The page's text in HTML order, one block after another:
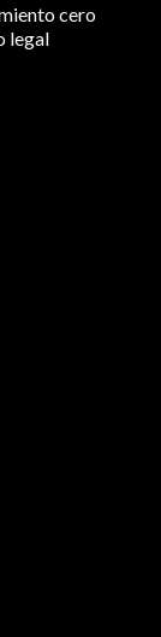
cero
legal